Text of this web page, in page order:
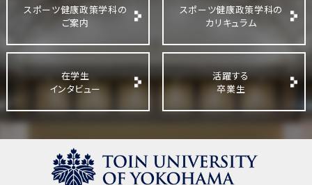
スポーツ健康政策学科の
ご案内
スポーツ健康政策学科の
カリキュラム
在学生
インタビュー
活躍する
卒業生